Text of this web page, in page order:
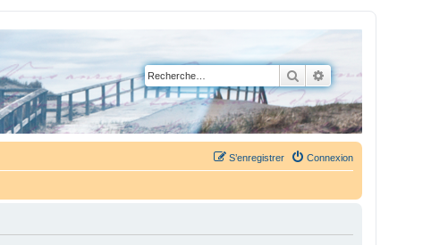
Rechercher
Recherche avancée
Connexion
S’enregistrer